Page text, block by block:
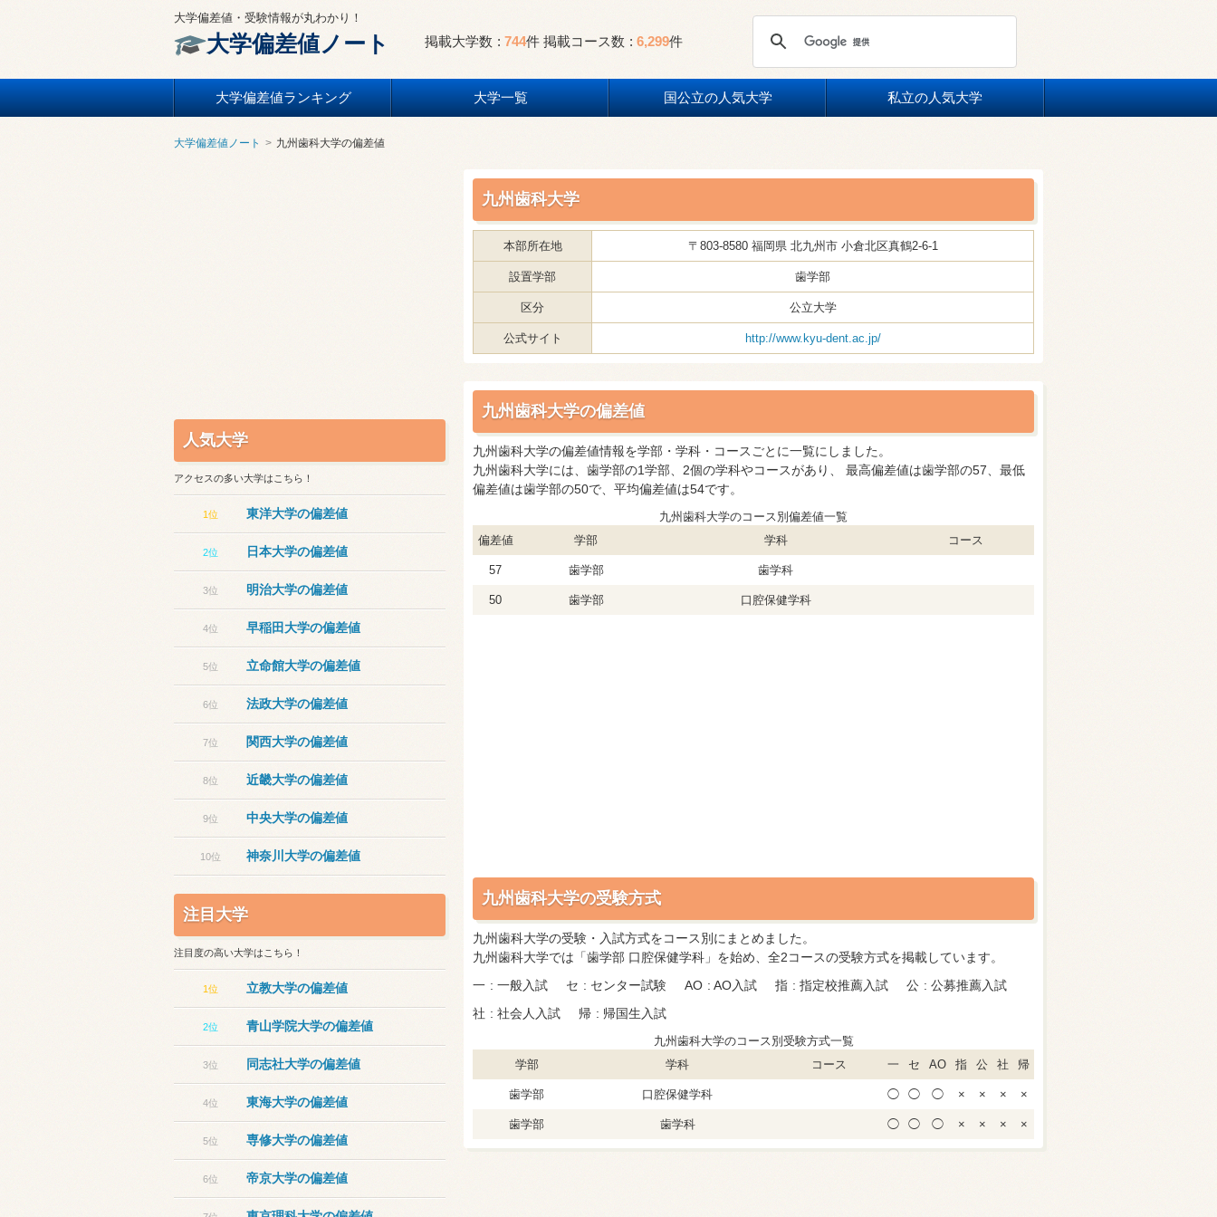
大学偏差値ノート
大学偏差値・受験情報が丸わかり！
掲載大学数 744件 掲載コース数 6,299件
大学偏差値ランキング 大学一覧 国公立の人気大学 私立の人気大学
大学偏差値ノート 九州歯科大学の偏差値
九州歯科大学
本部所在地 〒803-8580 福岡県 北九州市 小倉北区真鶴2-6-1
設置学部 歯学部
区分 公立大学
公式サイト http://www.kyu-dent.ac.jp/
九州歯科大学の偏差値
九州歯科大学の偏差値情報を学部・学科・コースごとに一覧にしました。
九州歯科大学には、歯学部の1学部、2個の学科やコースがあり、 最高偏差値は歯学部の57、最低
偏差値は歯学部の50で、平均偏差値は54です。
九州歯科大学のコース別偏差値一覧
偏差値
学部 学科 コース
57 歯学部 歯学科
50 歯学部 口腔保健学科
九州歯科大学の受験方式
九州歯科大学の受験・入試方式をコース別にまとめました。
九州歯科大学では「歯学部 口腔保健学科」を始め、全2コースの受験方式を掲載しています。
一
一般入試 セ センター試験 AO AO入試 指 指定校推薦入試 公
公募推薦入試
社
社会人入試 帰 帰国生入試
九州歯科大学のコース別受験方式一覧
学部
学科 コース 一 セ AO 指 公 社 帰
歯学部 口腔保健学科 ◯ ◯ ◯ × × × ×
歯学部 歯学科 ◯ ◯ ◯ × × × ×
人気大学
アクセスの多い大学はこちら！
1位 東洋大学の偏差値
2位 日本大学の偏差値
3位 明治大学の偏差値
4位 早稲田大学の偏差値
5位 立命館大学の偏差値
6位 法政大学の偏差値
7位 関西大学の偏差値
8位 近畿大学の偏差値
9位 中央大学の偏差値
10位 神奈川大学の偏差値
注目大学
注目度の高い大学はこちら！
1位 立教大学の偏差値
2位 青山学院大学の偏差値
3位 同志社大学の偏差値
4位 東海大学の偏差値
5位 専修大学の偏差値
6位 帝京大学の偏差値